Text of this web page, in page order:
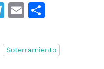
T
e
gr
E
ai
l
m
p
Soterramiento